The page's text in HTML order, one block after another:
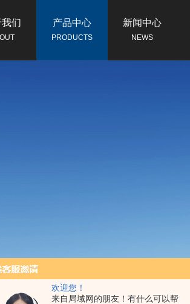
欢迎您！
来自局域网的朋友！有什么可以帮
们 产品中心
PRODUCTS
新闻中心
NEWS